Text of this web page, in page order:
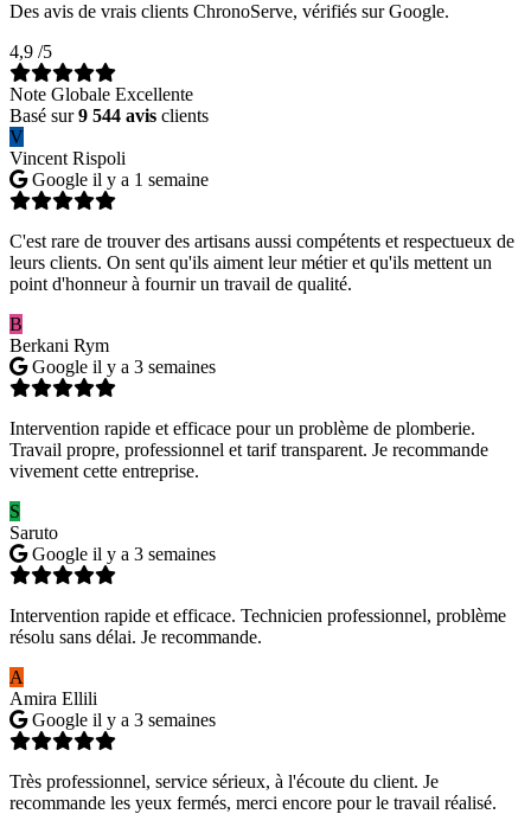
Des avis de vrais clients ChronoServe, vérifiés sur Google.
4,9 /5
Note Globale Excellente
Basé sur9 544 avis clients
V
Vincent Rispoli
Google il y a 1 semaine
C'est rare de trouver des artisans aussi compétents et respectueux de
leurs clients. On sent qu'ils aiment leur métier et qu'ils mettent un
point d'honneur à fournir un travail de qualité.
B
Berkani Rym
Google il y a 3 semaines
Intervention rapide et efficace pour un problème de plomberie.
Travail propre, professionnel et tarif transparent. Je recommande
vivement cette entreprise.
S
Saruto
Google il y a 3 semaines
Intervention rapide et efficace. Technicien professionnel, problème
résolu sans délai. Je recommande.
A
Amira Ellili
Google il y a 3 semaines
Très professionnel, service sérieux, à l'écoute du client. Je
recommande les yeux fermés, merci encore pour le travail réalisé.